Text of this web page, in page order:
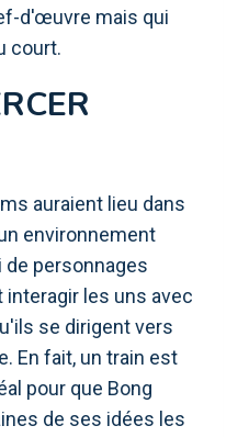
d'œuvre mais qui
court.
auraient lieu dans
environnement
personnages
les uns avec
se dirigent vers
En fait, un train est
pour que Bong
de ses idées les